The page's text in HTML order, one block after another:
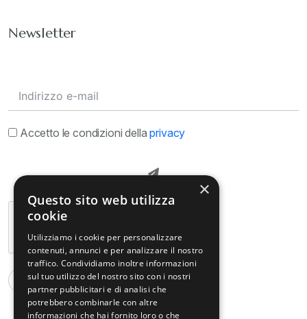
Newsletter
Accetto le condizioni dellaprivacy
×
Questo sito web utilizza
cookie
Utilizziamo i cookie per personalizzare
contenuti, annunci e per analizzare il nostro
traffico. Condividiamo inoltre informazioni
sul tuo utilizzo del nostro sito con i nostri
partner pubblicitari e di analisi che
potrebbero combinarle con altre
informazioni che hai fornito loro o che